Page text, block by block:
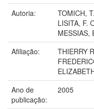
Autoria:
TOMICH,
LISITA, F.
MESSIAS,
Afiliação:
THIERRY
Ano de
publicação:
2005